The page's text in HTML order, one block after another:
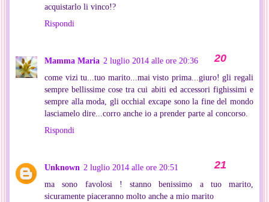
acquistarlo li vinco!?
Rispondi
Mamma Maria 2 luglio 2014 alle ore 20:36
come vizi tu...tuo marito...mai visto prima...giuro! gli regali
sempre bellissime cose tra cui abiti ed accessori fighissimi e
sempre alla moda, gli occhial excape sono la fine del mondo
lasciamelo dire...corro anche io a prender parte al concorso.
Rispondi
Unknown 2 luglio 2014 alle ore 20:51
ma sono favolosi ! stanno benissimo a tuo marito,
sicuramente piaceranno molto anche a mio marito